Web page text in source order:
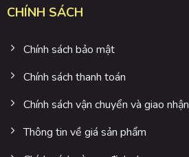
CHÍNH SÁCH
Chính sách bảo mật
Chính sách thanh toán
Chính sách vận chuyển và giao nhận
Thông tin về giá sản phẩm